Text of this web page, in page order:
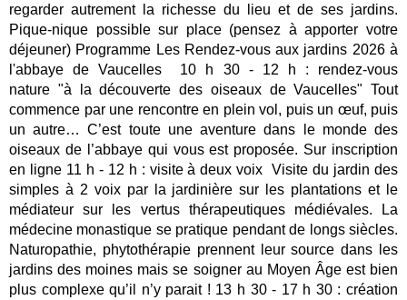
regarder autrement la richesse du lieu et de ses jardins.
Pique-nique possible sur place (pensez à apporter votre
déjeuner) Programme Les Rendez-vous aux jardins 2026 à
l'abbaye de Vaucelles 10 h 30 - 12 h : rendez-vous
nature "à la découverte des oiseaux de Vaucelles" Tout
commence par une rencontre en plein vol, puis un œuf, puis
un autre… C’est toute une aventure dans le monde des
oiseaux de l’abbaye qui vous est proposée. Sur inscription
en ligne 11 h - 12 h : visite à deux voix Visite du jardin des
simples à 2 voix par la jardinière sur les plantations et le
médiateur sur les vertus thérapeutiques médiévales. La
médecine monastique se pratique pendant de longs siècles.
Naturopathie, phytothérapie prennent leur source dans les
jardins des moines mais se soigner au Moyen Âge est bien
plus complexe qu’il n’y parait ! 13 h 30 - 17 h 30 : création